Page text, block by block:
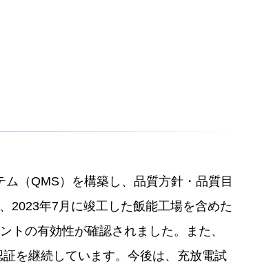
（QMS）を構築し、品質方針・品質目
2023年7月に竣工した飯能工場を含めた
の有効性が確認されました。また、
を継続しています。今後は、充放電試